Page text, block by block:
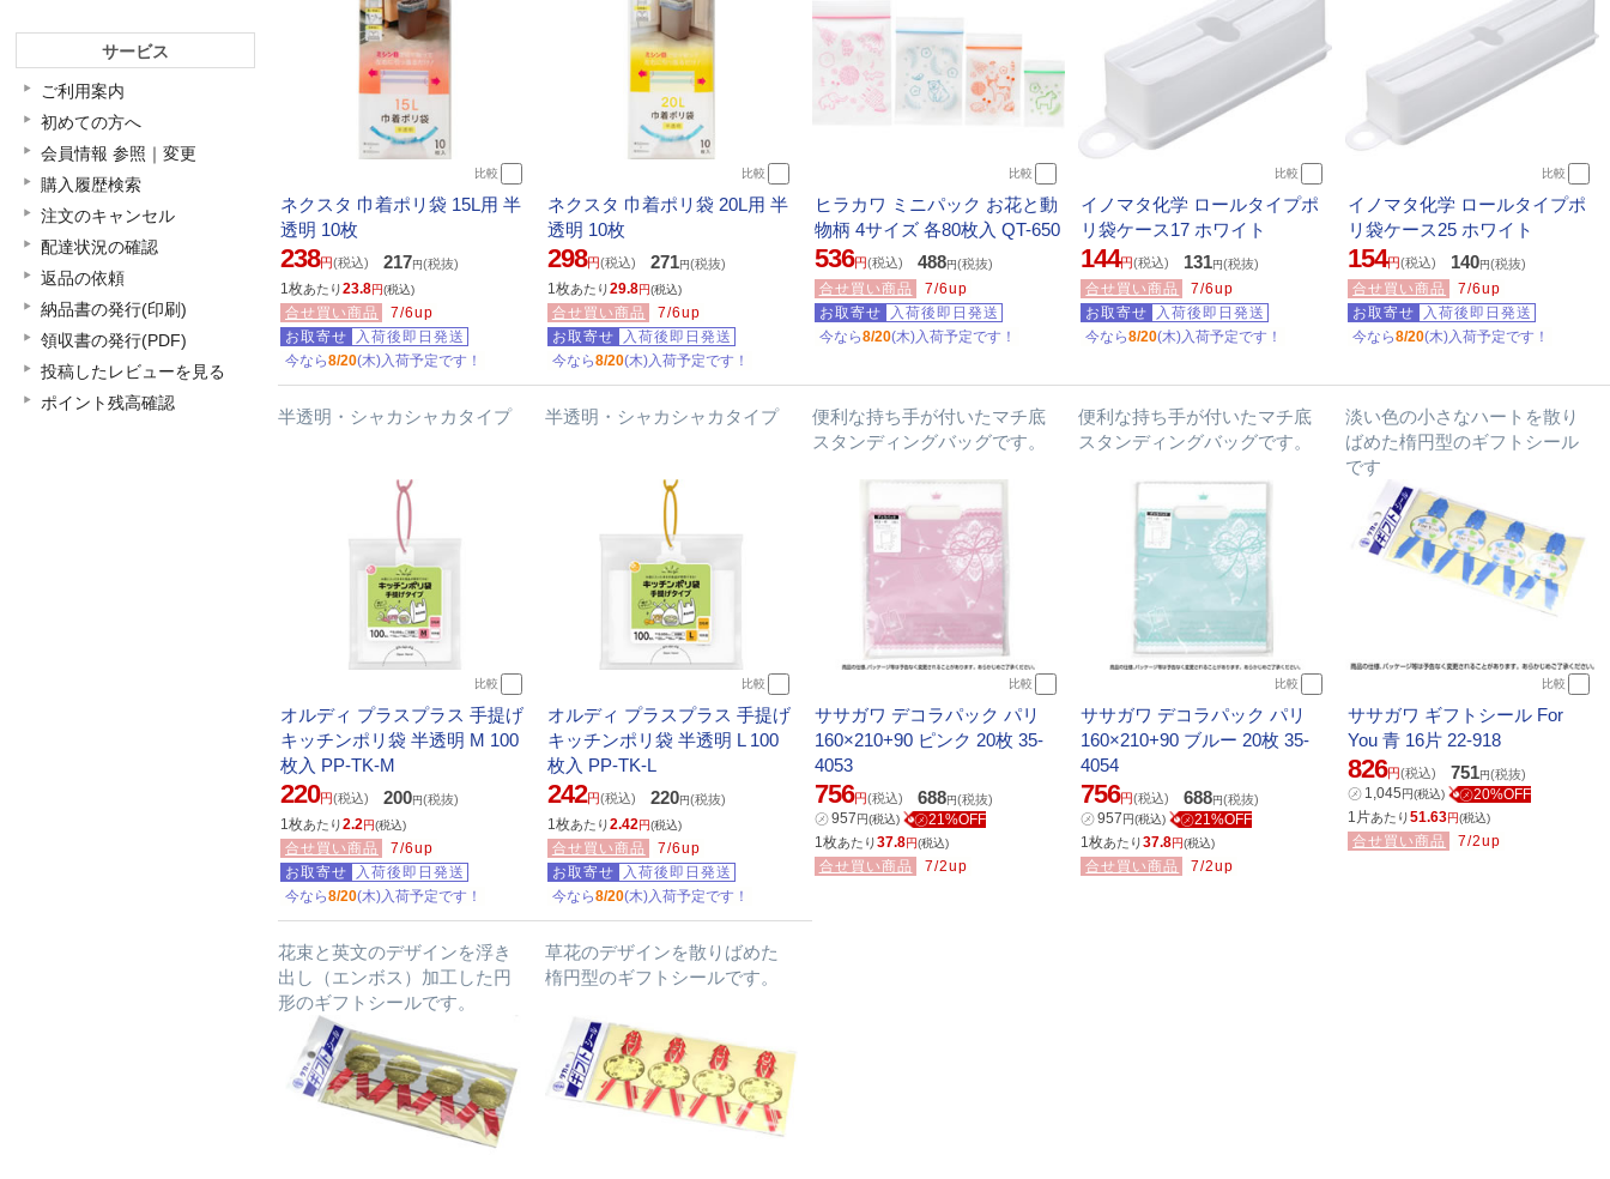
サービス
ご利用案内
初めての方へ
会員情報 参照｜変更
購入履歴検索
注文のキャンセル
配達状況の確認
返品の依頼
納品書の発行(印刷)
領収書の発行(PDF)
投稿したレビューを見る
ポイント残高確認
比較
ネクスタ 巾着ポリ袋 15L用 半
透明 10枚
238円(税込) 217円(税抜)
1枚あたり23.8円(税込)
合せ買い商品
7/6up
お取寄せ
入荷後即日発送
今なら8/20(木)入荷予定です！
比較
ネクスタ 巾着ポリ袋 20L用 半
透明 10枚
298円(税込) 271円(税抜)
1枚あたり29.8円(税込)
合せ買い商品
7/6up
お取寄せ
入荷後即日発送
今なら8/20(木)入荷予定です！
比較
ヒラカワ ミニパック お花と動
物柄 4サイズ 各80枚入 QT-650
536円(税込) 488円(税抜)
合せ買い商品
7/6up
お取寄せ
入荷後即日発送
今なら8/20(木)入荷予定です！
比較
イノマタ化学 ロールタイプポ
リ袋ケース17 ホワイト
144円(税込) 131円(税抜)
合せ買い商品
7/6up
お取寄せ
入荷後即日発送
今なら8/20(木)入荷予定です！
比較
イノマタ化学 ロールタイプポ
リ袋ケース25 ホワイト
154円(税込) 140円(税抜)
合せ買い商品
7/6up
お取寄せ
入荷後即日発送
今なら8/20(木)入荷予定です！
半透明・シャカシャカタイプ
比較
オルディ プラスプラス 手提げ
キッチンポリ袋 半透明 M 100
枚入 PP-TK-M
220円(税込) 200円(税抜)
1枚あたり2.2円(税込)
合せ買い商品
7/6up
お取寄せ
入荷後即日発送
今なら8/20(木)入荷予定です！
半透明・シャカシャカタイプ
比較
オルディ プラスプラス 手提げ
キッチンポリ袋 半透明 L 100
枚入 PP-TK-L
242円(税込) 220円(税抜)
1枚あたり2.42円(税込)
合せ買い商品
7/6up
お取寄せ
入荷後即日発送
今なら8/20(木)入荷予定です！
便利な持ち手が付いたマチ底
スタンディングバッグです。
比較
ササガワ デコラパック パリ
160×210+90 ピンク 20枚 35-
4053
756円(税込) 688円(税抜)
㋱957円(税込) ㋱21%OFF
1枚あたり37.8円(税込)
合せ買い商品 7/2up
便利な持ち手が付いたマチ底
スタンディングバッグです。
比較
ササガワ デコラパック パリ
160×210+90 ブルー 20枚 35-
4054
756円(税込) 688円(税抜)
㋱957円(税込) ㋱21%OFF
1枚あたり37.8円(税込)
合せ買い商品 7/2up
淡い色の小さなハートを散り
ばめた楕円型のギフトシール
です
比較
ササガワ ギフトシール For
You 青 16片 22-918
826円(税込) 751円(税抜)
㋱ 1,045円(税込) ㋱20%OFF
1片あたり51.63円(税込)
合せ買い商品 7/2up
花束と英文のデザインを浮き
出し（エンボス）加工した円
形のギフトシールです。
草花のデザインを散りばめた
楕円型のギフトシールです。